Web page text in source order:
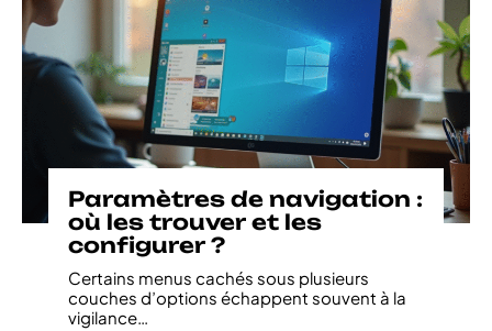
Paramètres de navigation :
où les trouver et les
configurer ?
Certains menus cachés sous plusieurs
couches d’options échappent souvent à la
vigilance…